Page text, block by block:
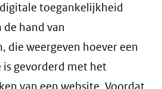
toegankelijkheid
hand van
die weergeven hoever een
gevorderd met het